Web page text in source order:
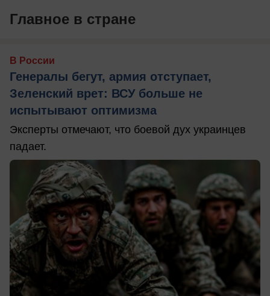
Главное в стране
В России
Генералы бегут, армия отступает,
Зеленский врет: ВСУ больше не
испытывают оптимизма
Эксперты отмечают, что боевой дух украинцев
падает.